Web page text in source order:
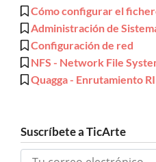
Cómo configurar el
Administración de
Configuración de red
NFS - Network File
Quagga - Enrutamiento
Suscríbete a TicArte